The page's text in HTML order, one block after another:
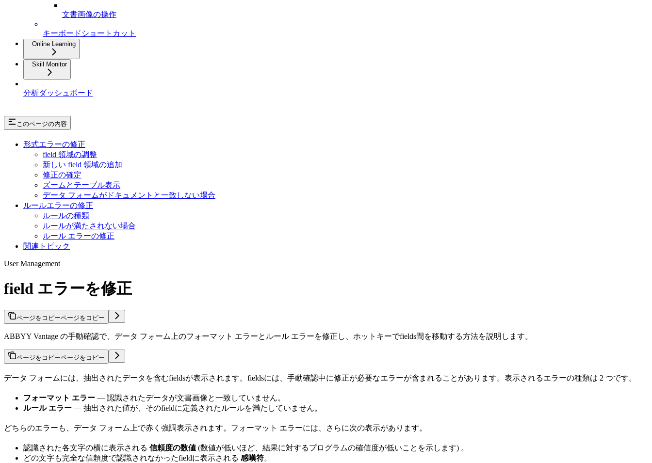
文書画像の操作
キーボードショートカット
Online Learning
Skill Monitor
分析ダッシュボード
このページの内容
形式エラーの修正
field 領域の調整
新しい field 領域の追加
修正の確定
ズームとテーブル表示
データ フォームがドキュメントと一致しない場合
ルールエラーの修正
ルールの種類
ルールが満たされない場合
ルール エラーの修正
関連トピック
User Management
field エラーを修正
ページをコピーページをコピー
ABBYY Vantage の手動確認で、データ フォーム上のフォーマット エラーとルール エラーを修正し、ホットキーでfields間を移動する方法を説明します。
ページをコピーページをコピー
データ フォームには、抽出されたデータを含むfieldsが表示されます。fieldsには、手動確認中に修正が必要なエラーが含まれることがあります。表示されるエラーの種類は 2 つです。
フォーマット エラー — 認識されたデータが文書画像と一致していません。
ルール エラー — 抽出された値が、そのfieldに定義されたルールを満たしていません。
どちらのエラーも、データ フォーム上で赤く強調表示されます。フォーマット エラーには、さらに次の表示があります。
認識された各文字の横に表示される 信頼度の数値 (数値が低いほど、結果に対するプログラムの確信度が低いことを示します) 。
どの文字も完全な信頼度で認識されなかったfieldに表示される 感嘆符。